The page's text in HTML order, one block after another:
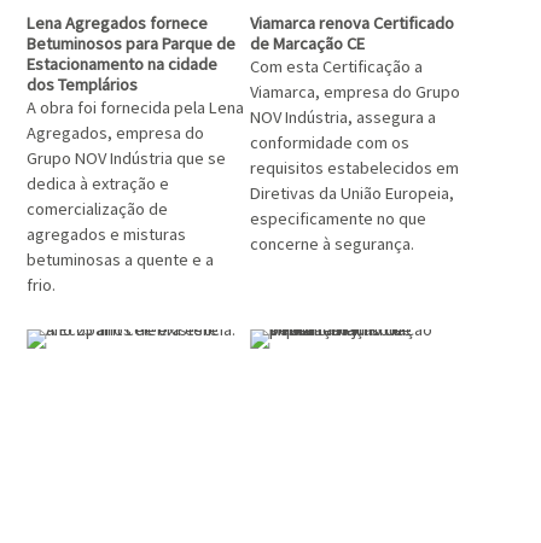
Lena Agregados fornece
Betuminosos para Parque de
Estacionamento na cidade
dos Templários
A obra foi fornecida pela Lena
Agregados, empresa do
Grupo NOV Indústria que se
dedica à extração e
comercialização de
agregados e misturas
betuminosas a quente e a
frio.
Viamarca renova Certificado
de Marcação CE
Com esta Certificação a
Viamarca, empresa do Grupo
NOV Indústria, assegura a
conformidade com os
requisitos estabelecidos em
Diretivas da União Europeia,
especificamente no que
concerne à segurança.